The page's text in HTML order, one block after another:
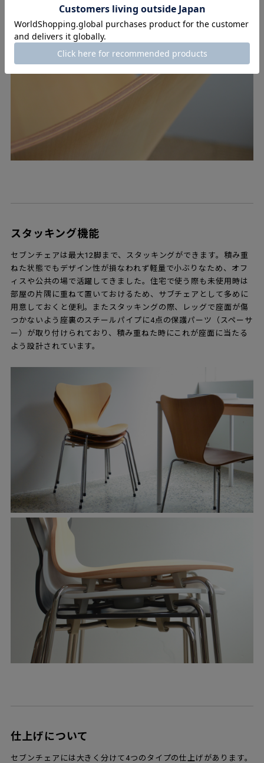
スタッキング機能
セブンチェアは最大12脚まで、スタッキングができます。積み重
ねた状態でもデザイン性が損なわれず軽量で小ぶりなため、オフ
ィスや公共の場で活躍してきました。住宅で使う際も未使用時は
部屋の片隅に重ねて置いておけるため、サブチェアとして多めに
用意しておくと便利。またスタッキングの際、レッグで座面が傷
つかないよう座裏のスチールパイプに4点の保護パーツ（スペーサ
ー）が取り付けられており、積み重ねた時にこれが座面に当たる
よう設計されています。
仕上げについて
セブンチェアには大きく分けて4つのタイプの仕上げがあります。